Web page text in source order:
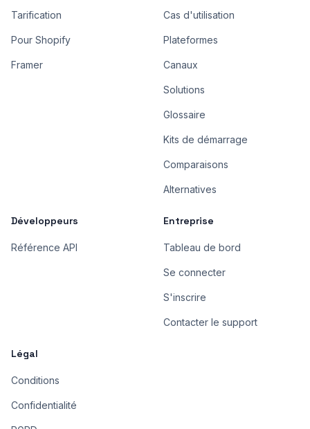
Tarification
Pour Shopify
Framer
Cas d'utilisation
Plateformes
Canaux
Solutions
Glossaire
Kits de démarrage
Comparaisons
Alternatives
Développeurs
Référence API
Entreprise
Tableau de bord
Se connecter
S'inscrire
Contacter le support
Légal
Conditions
Confidentialité